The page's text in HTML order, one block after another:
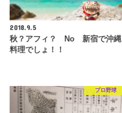
2018.9.5
秋？アフィ？ No 新宿で沖縄
料理でしょ！！
プロ野球